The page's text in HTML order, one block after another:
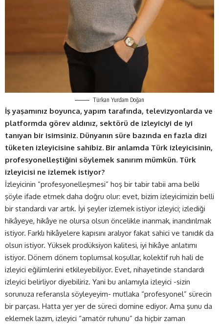
Türkan Yurdam Doğan
İş yaşamınız boyunca, yapım tarafında, televizyonlarda ve
platformda görev aldınız, sektörü de izleyiciyi de iyi
tanıyan bir isimsiniz. Dünyanın süre bazında en fazla dizi
tüketen izleyicisine sahibiz. Bir anlamda Türk izleyicisinin,
profesyonelleştiğini söylemek sanırım mümkün. Türk
izleyicisi ne izlemek istiyor?
İzleyicinin “profesyonelleşmesi” hoş bir tabir tabii ama belki
şöyle ifade etmek daha doğru olur: evet, bizim izleyicimizin belli
bir standardı var artık. İyi şeyler izlemek istiyor izleyici; izlediği
hikâyeye, hikâye ne olursa olsun öncelikle inanmak, inandırılmak
istiyor. Farklı hikâyelere kapısını aralıyor fakat sahici ve tanıdık da
olsun istiyor. Yüksek prodüksiyon kalitesi, iyi hikâye anlatımı
istiyor. Dönem dönem toplumsal koşullar, kolektif ruh hali de
izleyici eğilimlerini etkileyebiliyor. Evet, nihayetinde standardı
izleyici belirliyor diyebiliriz. Yani bu anlamıyla izleyici -sizin
sorunuza referansla söyleyeyim- mutlaka “profesyonel” sürecin
bir parçası. Hatta yer yer de süreci domine ediyor. Ama şunu da
eklemek lazım, izleyici “amatör ruhunu” da hiçbir zaman